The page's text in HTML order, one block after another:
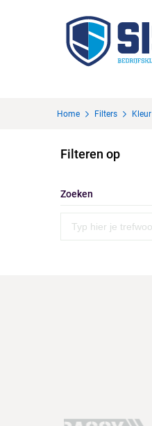
Home Filters Kleur
Filteren op
Zoeken